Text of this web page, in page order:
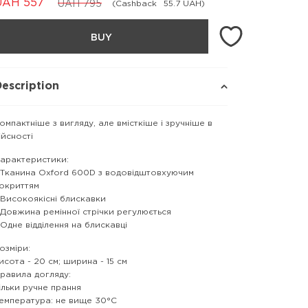
UAH 795
557 (Cashback 55.7 UAH)
BUY
з вигляду, але вмісткіше і зручніше в
Oxford 600D з водовідштовхуючим
блискавки
ремінної стрічки регулюється
відділення на блискавці
- 20 см; ширина - 15 см
догляду:
ручне прання
не вище 30°С